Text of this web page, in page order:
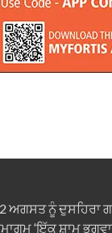
ਅਗਸਤ ਨੂੰ ਦੁਸਹਿਰਾ
‘ਇੱਕ ਸ਼ਾਮ